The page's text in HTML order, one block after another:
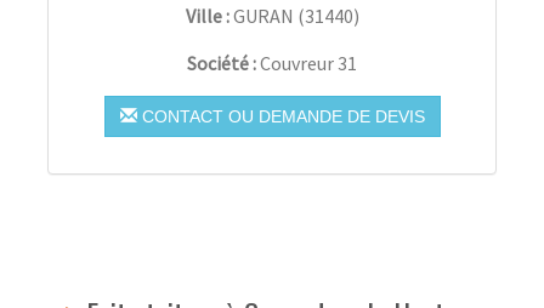
Ville :GURAN (31440)
Société :Couvreur 31
CONTACT OU DEMANDE DE DEVIS